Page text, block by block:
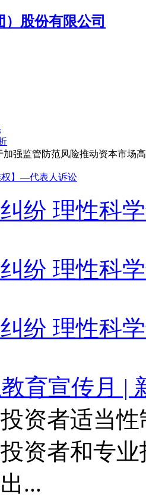
强监管防范风险推动资本市场高
权】—代表人诉讼
纠纷 理性科
纠纷 理性科
纠纷 理性科
育宣传月 |
资者适当
资者和专
...